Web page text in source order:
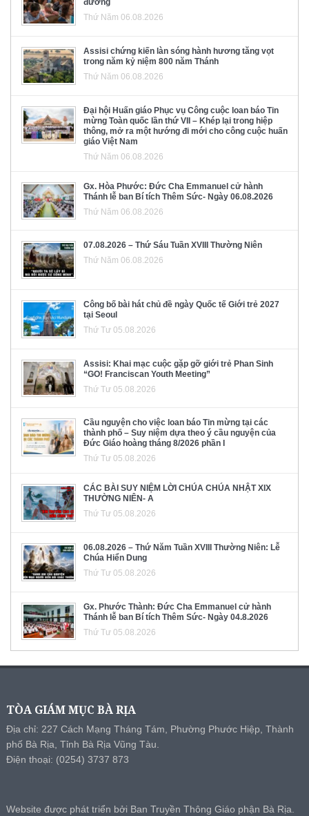
đường
Thứ Năm 06.08.2026
Assisi chứng kiến làn sóng hành hương tăng vọt
trong năm kỷ niệm 800 năm Thánh
Thứ Năm 06.08.2026
Đại hội Huấn giáo Phục vụ Công cuộc loan báo Tin
mừng Toàn quốc lần thứ VII – Khép lại trong hiệp
thông, mở ra một hướng đi mới cho công cuộc huấn
giáo Việt Nam
Thứ Năm 06.08.2026
Gx. Hòa Phước: Đức Cha Emmanuel cử hành
Thánh lễ ban Bí tích Thêm Sức- Ngày 06.08.2026
Thứ Năm 06.08.2026
07.08.2026 – Thứ Sáu Tuần XVIII Thường Niên
Thứ Năm 06.08.2026
Công bố bài hát chủ đề ngày Quốc tế Giới trẻ 2027
tại Seoul
Thứ Tư 05.08.2026
Assisi: Khai mạc cuộc gặp gỡ giới trẻ Phan Sinh
“GO! Franciscan Youth Meeting”
Thứ Tư 05.08.2026
Cầu nguyện cho việc loan báo Tin mừng tại các
thành phố – Suy niệm dựa theo ý cầu nguyện của
Đức Giáo hoàng tháng 8/2026 phần I
Thứ Tư 05.08.2026
CÁC BÀI SUY NIỆM LỜI CHÚA CHÚA NHẬT XIX
THƯỜNG NIÊN- A
Thứ Tư 05.08.2026
06.08.2026 – Thứ Năm Tuần XVIII Thường Niên: Lễ
Chúa Hiển Dung
Thứ Tư 05.08.2026
Gx. Phước Thành: Đức Cha Emmanuel cử hành
Thánh lễ ban Bí tích Thêm Sức- Ngày 04.8.2026
Thứ Tư 05.08.2026
TÒA GIÁM MỤC BÀ RỊA
Địa chỉ: 227 Cách Mạng Tháng Tám, Phường Phước Hiệp, Thành
phố Bà Rịa, Tỉnh Bà Rịa Vũng Tàu.
Điện thoại: (0254) 3737 873
Website được phát triển bởi Ban Truyền Thông Giáo phận Bà Rịa.